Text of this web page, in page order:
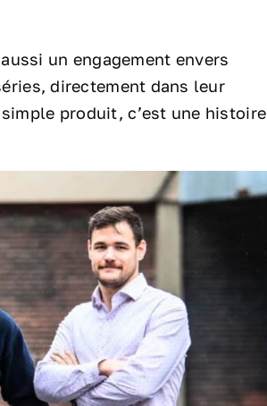
un engagement envers
directement dans leur
produit, c’est une histoire